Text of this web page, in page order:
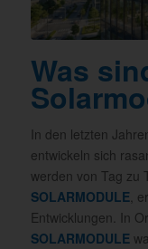
Was
In den letzten
entwickeln sich
werden von Tag zu
SOLARMODULE,
Entwicklungen. In
SOLARMODULE